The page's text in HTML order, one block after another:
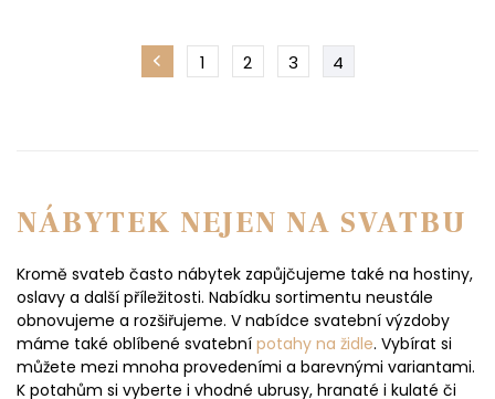
1 2 3 4
NÁBYTEK NEJEN NA SVATBU
Kromě svateb často nábytek zapůjčujeme také na hostiny,
oslavy a další příležitosti. Nabídku sortimentu neustále
obnovujeme a rozšiřujeme. V nabídce svatební výzdoby
máme také oblíbené svatební potahy na židle. Vybírat si
můžete mezi mnoha provedeními a barevnými variantami.
K potahům si vyberte i vhodné ubrusy, hranaté i kulaté či